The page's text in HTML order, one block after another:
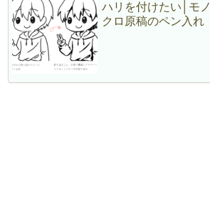
ハリを付けたい│モノ
クロ原稿のペン入れ